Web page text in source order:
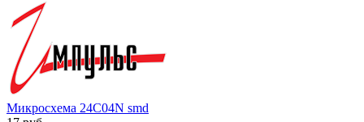
Микросхема 24C04N smd